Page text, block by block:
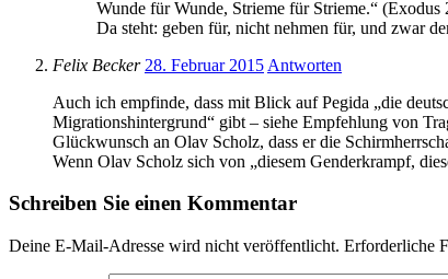
Wunde für Wunde, Strieme für Strieme.“ (Exodus
Da steht: geben für, nicht nehmen für, und zwar
Felix Becker 28. Februar 2015 Antworten
Auch ich empfinde, dass mit Blick auf Pegida „die
Migrationshintergrund“ gibt – siehe Empfehlung von
Glückwunsch an Olav Scholz, dass er die
Wenn Olav Scholz sich von „diesem Genderkrampf,
Schreiben Sie einen Kommentar
Deine E-Mail-Adresse wird nicht veröffentlicht. Erforderliche